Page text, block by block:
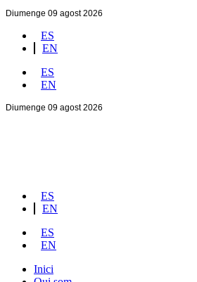
Diumenge 09 agost 2026
ES
EN
ES
EN
Diumenge 09 agost 2026
ES
EN
ES
EN
Inici